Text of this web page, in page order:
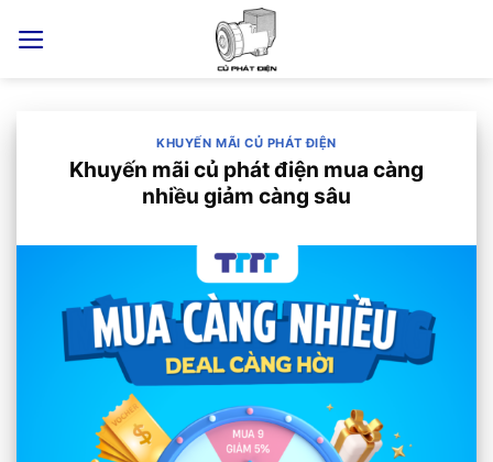
KHUYẾN MÃI CỦ PHÁT ĐIỆN
Khuyến mãi củ phát điện mua càng
nhiều giảm càng sâu